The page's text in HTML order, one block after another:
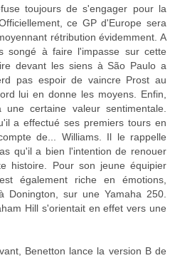
toujours de s'engager pour la
ce GP d'Europe sera
rétribution évidemment. A
songé à faire l'impasse sur cette
devant les siens à São Paulo a
pas espoir de vaincre Prost au
lui en donne les moyens. Enfin,
certaine valeur sentimentale.
a effectué ses premiers tours en
de... Williams. Il le rappelle
qu'il a bien l'intention de renouer
histoire. Pour son jeune équipier
également riche en émotions,
sur une Yamaha 250.
Hill s'orientait en effet vers une
Benetton lance la version B de